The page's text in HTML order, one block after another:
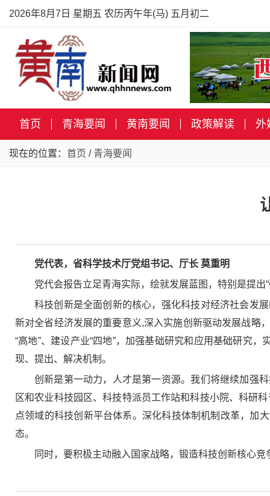
2026年8月7日 星期五 农历丙午年(马) 五月初二
首页 青海要闻 黄南要闻 政策解读 外
现在的位置： 首页 / 青海要闻
党代表，省科学技术厅党组书记、厅长 莫重明
党代会报告立足青海实际，绘就发展蓝图，特别是提
科技创新是全面创新的核心，强化科技对经济社会发
新对全省经济发展的重要意义,深入实施创新驱动发展战略
“高地”、建设产业“四地”，加强基础研究和应用基础研究
现、提出、解决机制。
创新是第一动力，人才是第一资源。我们将继续加强
区和农业科技园区、科技特派员工作站和科技小院、科研
点领域的科技创新平台体系。深化科技体制机制改革，加
态。
同时，要积极主动融入国家战略，锻造科技创新核心